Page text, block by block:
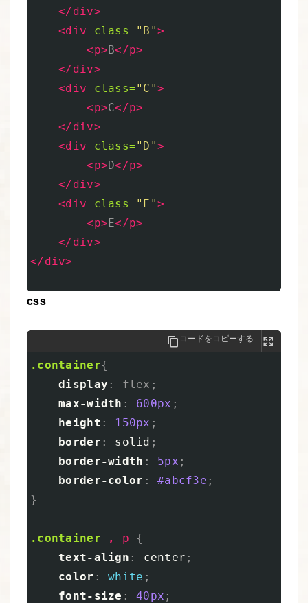
</div>
<div
class="B">
<p> B</p>
</div>
<div
class="C">
<p>C</p>
</div>
<div
class="D">
<p>D</p>
</div>
<div
class="E">
<p> E</p>
</div>
</div>
css
コードをコピーする
.container{
display : flex ;
max-width : 600px ;
height : 150px ;
border : solid ;
border-width : 5px ;
border-color : #abcf3e ;
}
.container , p
{
text-align : center ;
color : white ;
font-size : 40px ;